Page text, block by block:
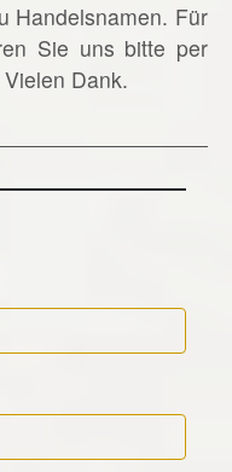
Handelsnamen. Für
Sie uns bitte per
Dank.